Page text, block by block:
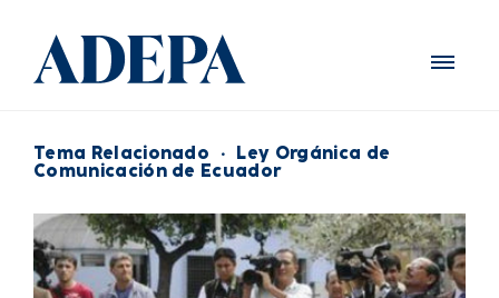
Tema Relacionado · Ley Orgánica de
Comunicación de Ecuador